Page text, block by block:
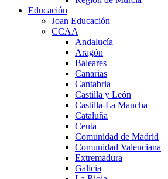
Educación
Joan Educación
CCAA
Andalucía
Aragón
Baleares
Canarias
Cantabria
Castilla y León
Castilla-La Mancha
Cataluña
Ceuta
Comunidad de Madrid
Comunidad Valenciana
Extremadura
Galicia